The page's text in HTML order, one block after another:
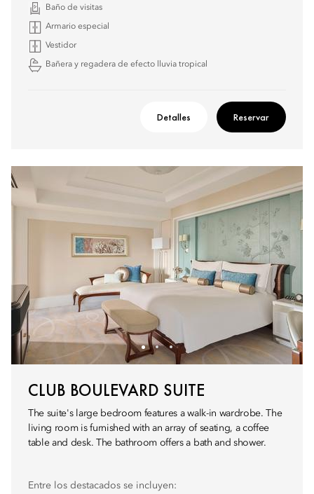
Baño de visitas
Armario especial
Vestidor
Bañera y regadera de efecto lluvia tropical
Detalles Reservar
CLUB BOULEVARD SUITE
The suite's large bedroom features a walk-in wardrobe. The
living room is furnished with an array of seating, a coffee
table and desk. The bathroom offers a bath and shower.
Entre los destacados se incluyen: